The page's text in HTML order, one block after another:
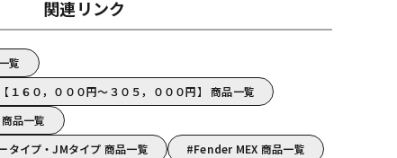
関連リンク
覧
１６０，０００円～３０５，０００円】 商品一覧
品一覧
タイプ・JMタイプ 商品一覧
Fender MEX 商品一覧